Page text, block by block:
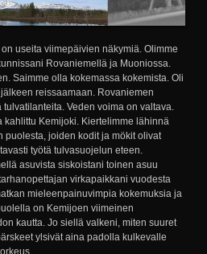
useita viimepäivien näkymiä. Olimme
Rovaniemellä ja Muoniossa.
Saimme olla kokemassa kokemista. Oli
reissaamaan. Rovaniemen
Veden voima on valtava.
Kemijoki. Kiertelimme lähinnä
puolesta, joiden kodit ja mökit olivat
työtä tulvasuojelun eteen.
asuvista siskoistani toinen asuu
virkapaikkani vuodesta
mieleenpainuvimpia kokemuksia ja
on Kemijoen viimeinen
kautta. Jo siellä valkeni, miten suuret
ylsivät aina padolla kulkevalle